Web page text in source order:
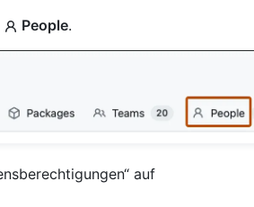
People.
auf